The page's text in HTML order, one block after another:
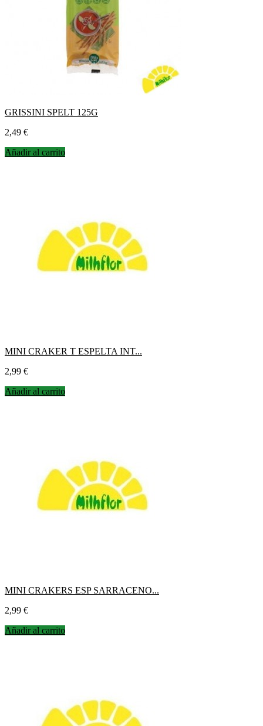
GRISSINI SPELT 125G
Precio
2,49 €
Añadir al carrito
MINI CRAKER T ESPELTA INT...
Precio
2,99 €
Añadir al carrito
MINI CRAKERS ESP SARRACENO...
Precio
2,99 €
Añadir al carrito